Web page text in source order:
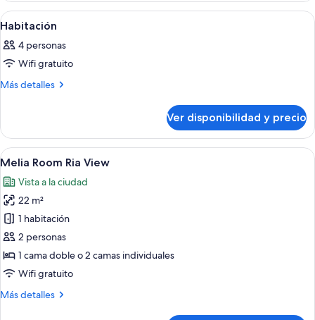
Ver
todas
las
fotos
de
Habitación de hotel con dos camas,
4
Habitación
4 personas
Wifi gratuito
Más detalles
Más
Ver disponibilidad y precio
Ver
todas
las
fotos
de
Melia
Room
Ria
Habitación de hotel con una cama
7
Melia Room Ria View
Vista a la ciudad
22 m²
1 habitación
2 personas
1 cama doble o 2 camas individuales
Wifi gratuito
Más detalles
Más